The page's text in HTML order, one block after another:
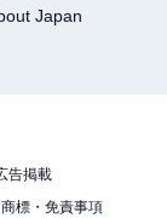
は）意外でし
Japan
告掲載
標・免責事項